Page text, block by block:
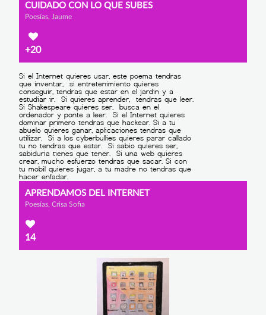
CUIDADO CON LO QUE SUBES
Poesías, Jaume
+20
APRENDAMOS DEL INTERNET
Poesías, Crisa Sofia
14